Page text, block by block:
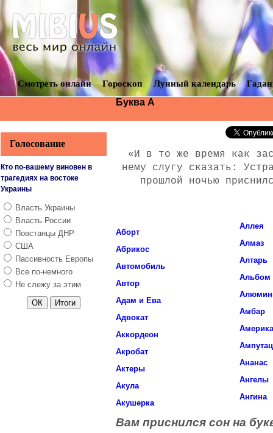
Смотреть онлайн Гороскоп Лунный календарь
Буква А
«И в то же время как
нему слугу сказать:
прошлой ночью
Аборт
Абрикос
Автомобиль
Автор
Адам и Ева
Адвокат
Аккордеон
Акробат
Актеры
Акула
Акушерка
Аллея
Алмаз
Алтарь
Альбом
Амбар
Ананас
Ангелы
Ангина
Вам приснился сон на
Голосование
Кто по-вашему виновен в
трагедиях на востоке
Украины
Власть Украины
Власть России
Повстанцы ДНР
США
Пассивность Европы
Все по-немного
Не слежу за этим